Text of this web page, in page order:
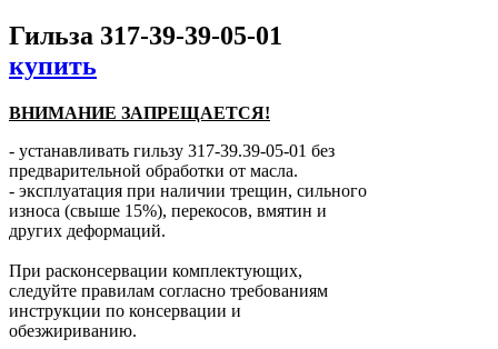
Гильза 317-39-39-05-01
купить
ВНИМАНИЕ ЗАПРЕЩАЕТСЯ!
- устанавливать гильзу 317-39.39-05-01 без
предварительной обработки от масла.
- эксплуатация при наличии трещин, сильного
износа (свыше 15%), перекосов, вмятин и
других деформаций.
При расконсервации комплектующих,
следуйте правилам согласно требованиям
инструкции по консервации и
обезжириванию.